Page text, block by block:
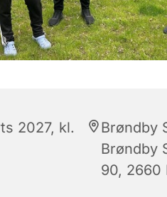
2027, kl.
Brøndby
Brøndby
90, 2660